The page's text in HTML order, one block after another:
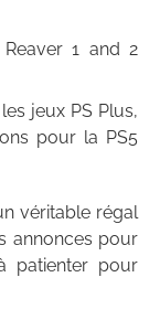
1 and 2
jeux PS Plus,
pour la PS5
véritable régal
annonces pour
patienter pour